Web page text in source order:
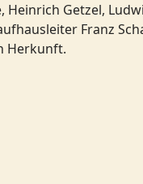
Heinrich Getzel,
Franz
Herkunft.